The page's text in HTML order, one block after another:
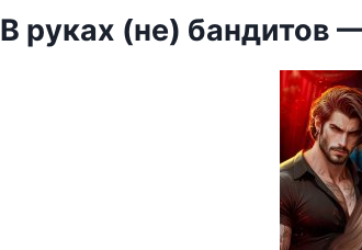
В руках (не) бандитов